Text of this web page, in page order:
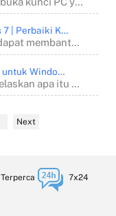
Unduh Gratis Alat Perbaikan Windows 7 | Perbaiki Kesalahan Sistem dengan Mudah
Alat perbaikan Windows 7 khusus dapat membantu memperbaiki masalah startup, kesalahan sist...
Unduh Gratis Partition Magic Portable untuk Windows 11/10/8/7
Dalam panduan ini, kami akan menjelaskan apa itu Partition Magic Portable, mengapa perangk...
Next
Terperca 7x24